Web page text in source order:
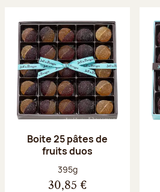
Boite 25 pâtes de
fruits duos
Poids net :
395g
30,85 €